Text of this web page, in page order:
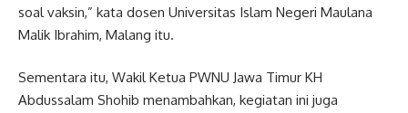
soal vaksin,” kata dosen Universitas Islam Negeri Maulana
Malik Ibrahim, Malang itu.
Sementara itu, Wakil Ketua PWNU Jawa Timur KH
Abdussalam Shohib menambahkan, kegiatan ini juga